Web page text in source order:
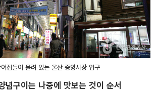
집들이 몰려 있는 울산 중앙시장 입구
념구이는 나중에 맛보는 것이 순서